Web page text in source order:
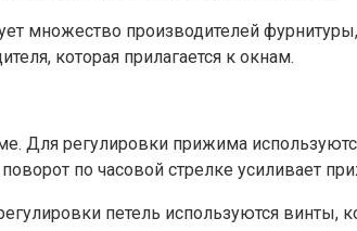
множество производителей
которая прилагается к окнам.
Для регулировки прижима
по часовой стрелке усиливает
петель используются винты,